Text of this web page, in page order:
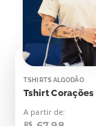
TSHIRTS ALGODÃO
A partir de: